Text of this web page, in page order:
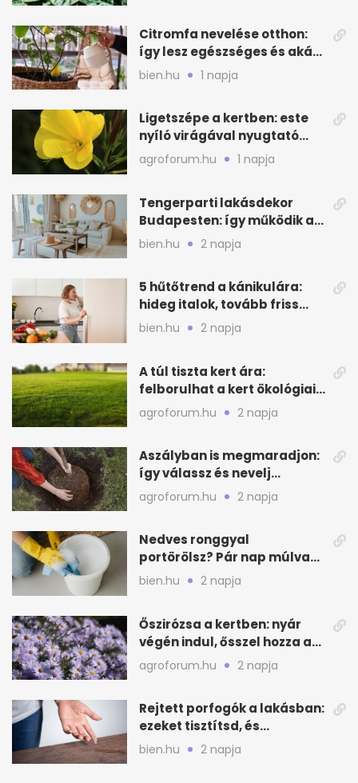
Citromfa nevelése otthon:
így lesz egészséges és akár
termő is
bien.hu 1 napja
Ligetszépe a kertben: este
nyíló virágával nyugtató
látvány
agroforum.hu 1 napja
Tengerparti lakásdekor
Budapesten: így működik a
kagylós, homokszínű trend
bien.hu 2 napja
5 hűtőtrend a kánikulára:
hideg italok, tovább friss
alapanyagok
bien.hu 2 napja
A túl tiszta kert ára:
felborulhat a kert ökológiai
egyensúlya
agroforum.hu 2 napja
Aszályban is megmaradjon:
így válassz és nevelj
gyümölcsfát
agroforum.hu 2 napja
Nedves ronggyal
portörölsz? Pár nap múlva
ezért porosodik vissza a
bien.hu 2 napja
Őszirózsa a kertben: nyár
végén indul, ősszel hozza a
színét
agroforum.hu 2 napja
Rejtett porfogók a lakásban:
ezeket tisztítsd, és
ritkábban porolhatsz
bien.hu 2 napja